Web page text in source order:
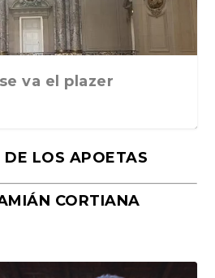
va el plazer
DE LOS APOETAS
CORTIANA